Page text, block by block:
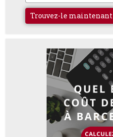
Trouvez-le maintenant